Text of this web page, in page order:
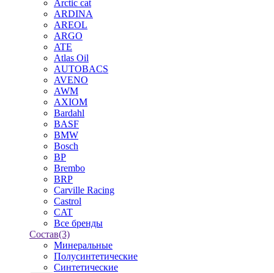
Arctic cat
ARDINA
AREOL
ARGO
ATE
Atlas Oil
AUTOBACS
AVENO
AWM
AXIOM
Bardahl
BASF
BMW
Bosch
BP
Brembo
BRP
Carville Racing
Castrol
CAT
Все бренды
Состав(3)
Минеральные
Полусинтетические
Синтетические